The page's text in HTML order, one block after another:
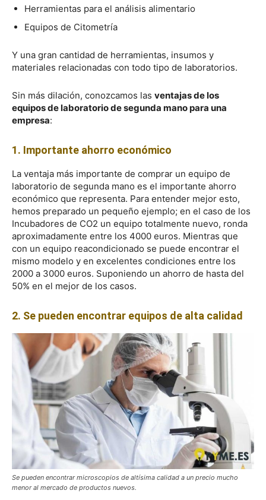
Herramientas para el análisis alimentario
Equipos de Citometría
Y una gran cantidad de herramientas, insumos y
materiales relacionadas con todo tipo de laboratorios.
Sin más dilación, conozcamos las ventajas de los
equipos de laboratorio de segunda mano para una
empresa:
1. Importante ahorro económico
La ventaja más importante de comprar un equipo de
laboratorio de segunda mano es el importante ahorro
económico que representa. Para entender mejor esto,
hemos preparado un pequeño ejemplo; en el caso de los
Incubadores de CO2 un equipo totalmente nuevo, ronda
aproximadamente entre los 4000 euros. Mientras que
con un equipo reacondicionado se puede encontrar el
mismo modelo y en excelentes condiciones entre los
2000 a 3000 euros. Suponiendo un ahorro de hasta del
50% en el mejor de los casos.
2. Se pueden encontrar equipos de alta calidad
Se pueden encontrar microscopios de altísima calidad a un precio mucho
menor al mercado de productos nuevos.